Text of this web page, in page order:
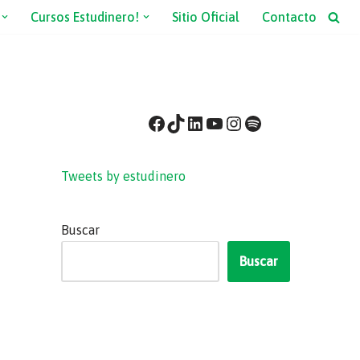
Cursos Estudinero! Sitio Oficial Contacto
Tweets by estudinero
Buscar
Buscar